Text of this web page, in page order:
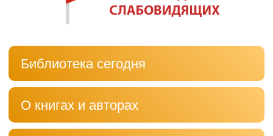
Библиотека сегодня
О книгах и авторах